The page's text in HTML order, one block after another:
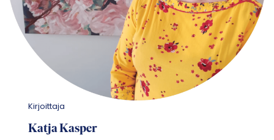
Kirjoittaja
Katja Kasper